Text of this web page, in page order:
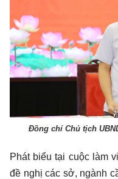
Đồng chí Chủ tịch
Phát biểu tại cuộc làm
đề nghị các sở, ngành